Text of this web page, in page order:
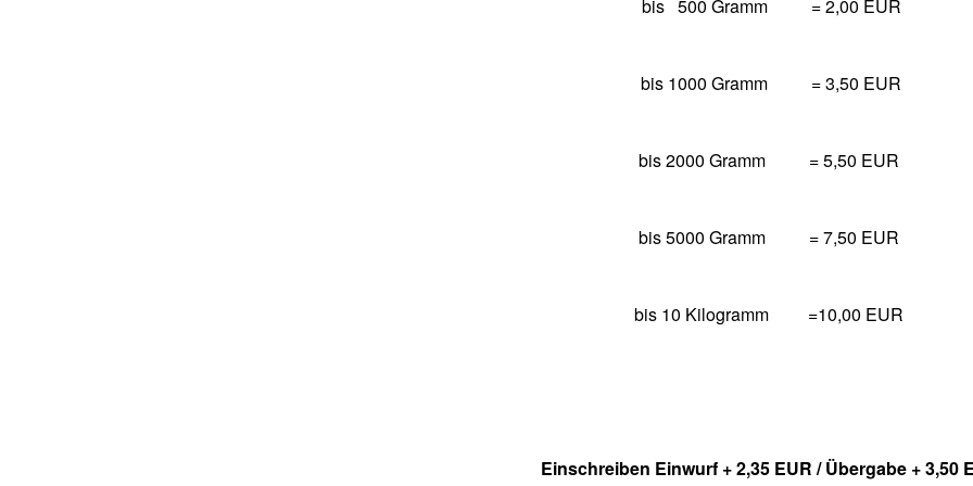
bis 500 Gramm = 2,00 EUR
bis 1000 Gramm = 3,50 EUR
bis 2000 Gramm = 5,50 EUR
bis 5000 Gramm = 7,50 EUR
bis 10 Kilogramm =10,00 EUR
Einschreiben Einwurf + 2,35 EUR / Übergabe + 3,50